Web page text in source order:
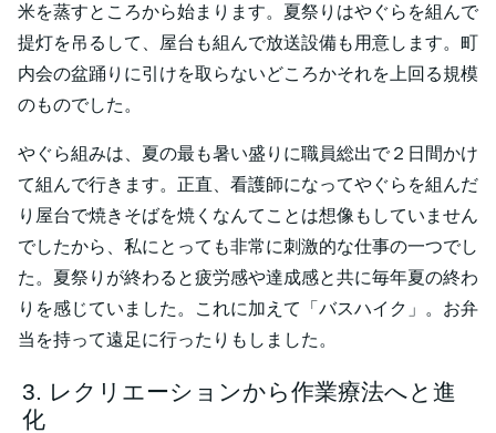
米を蒸すところから始まります。夏祭りはやぐらを組んで
提灯を吊るして、屋台も組んで放送設備も用意します。町
内会の盆踊りに引けを取らないどころかそれを上回る規模
のものでした。
やぐら組みは、夏の最も暑い盛りに職員総出で２日間かけ
て組んで行きます。正直、看護師になってやぐらを組んだ
り屋台で焼きそばを焼くなんてことは想像もしていません
でしたから、私にとっても非常に刺激的な仕事の一つでし
た。夏祭りが終わると疲労感や達成感と共に毎年夏の終わ
りを感じていました。これに加えて「バスハイク」。お弁
当を持って遠足に行ったりもしました。
レクリエーションから作業療法へと進
化